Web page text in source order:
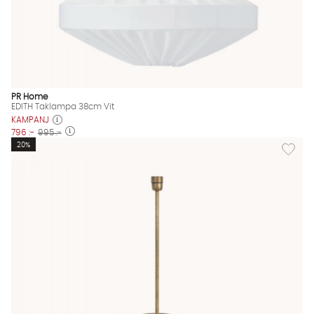
PR Home
EDITH Taklampa 38cm Vit
KAMPANJ
796 :- 995 :-
Lägg
20%